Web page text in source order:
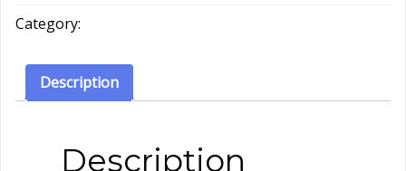
quantity
Category:
Description
Description